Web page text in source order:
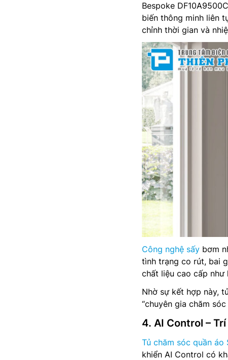
Bespoke
biến thông minh liên
chỉnh thời gian và
Công nghệ sấy bơm
tình trạng co rút, bai
chất liệu cao cấp
Nhờ sự kết hợp này,
“chuyên gia chăm
4. AI Control –
Tủ chăm sóc quần áo
khiển AI Control có